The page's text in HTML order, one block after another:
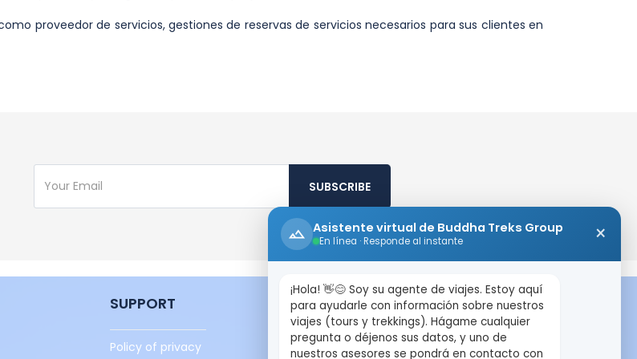
proveedor de servicios, gestiones de reservas de servicios necesarios para sus clientes en
SUBSCRIBE
SUPPORT
Policy of privacy
TRAVEL DESTINATION
Nepal
Asistente virtual de Buddha Treks Group
En línea · Responde al instante ×
¡Hola! 👋😊 Soy su agente de viajes. Estoy aquí
para ayudarle con información sobre nuestros
viajes (tours y trekkings). Hágame cualquier
pregunta o déjenos sus datos, y uno de
nuestros asesores se pondrá en contacto con